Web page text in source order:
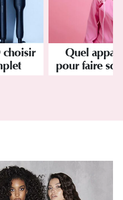
choisir
Quel
pour faire